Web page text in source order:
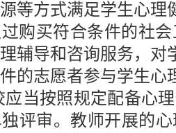
等方式满足学生心理
购买符合条件的社
辅导和咨询服务，对
的志愿者参与学生心
应当按照规定配备心
评审。教师开展的